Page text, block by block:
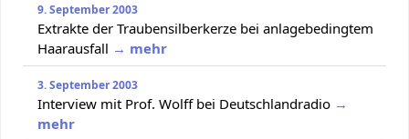
9. September 2003
Extrakte der Traubensilberkerze bei anlagebedingtem
Haarausfall → mehr
3. September 2003
Interview mit Prof. Wolff bei Deutschlandradio →
mehr